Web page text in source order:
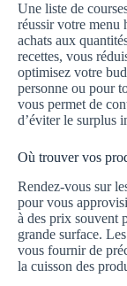
Une liste de
réussir votre menu
achats aux
recettes, vous
optimisez votre
personne ou pour
vous permet de
d’éviter le surplus
Où trouver vos
Rendez-vous sur
pour vous
à des prix souvent
grande surface.
vous fournir de
la cuisson des